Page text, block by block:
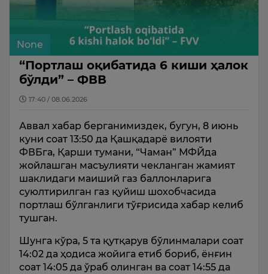
None
“Портлаш оқибатида 6 киши ҳалок
бўлди” – ФВВ
17:40 / 08.06.2026
Аввал хабар берганимиздек, бугун, 8 июнь
куни соат 13:50 да Қашқадарё вилояти
ФВБга, Қарши тумани, “Чаман” МФЙда
жойлашган масъулияти чекланган жамият
шаклидаги маиший газ баллонларига
суюлтирилган газ қуйиш шохобчасида
портлаш бўлганлиги тўғрисида хабар келиб
тушган.
Шунга кўра, 5 та қутқарув бўлинмалари соат
14:02 да ҳодиса жойига етиб бориб, ёнғин
соат 14:05 да ўраб олинган ва соат 14:55 да